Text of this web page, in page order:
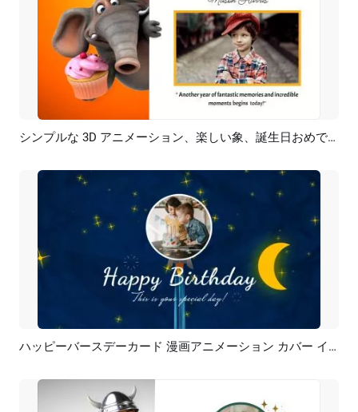
プレビュー AI再生成 シンプルな 3D アニメーション、楽しい象、誕生日おめでとうのメッセージを送る、写真カード、投稿、カバー、イントロ
プレビュー AI再生成 ハッピーバースデーカード 漫画アニメーション カバー イントロ